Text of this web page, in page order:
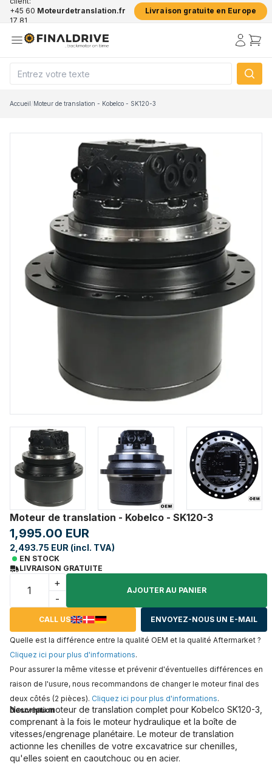
+45 60
17 81
Moteurdetranslation.fr Livraison gratuite en Europe
Accueil/Moteur de translation - Kobelco - SK120-3
Moteur de translation - Kobelco - SK120-3
1,995.00 EUR
2,493.75 EUR (incl. TVA)
EN STOCK
LIVRAISON GRATUITE
+
-
AJOUTER AU PANIER
CALL US ENVOYEZ-NOUS UN E-MAIL
Quelle est la différence entre la qualité OEM et la qualité Aftermarket ?
Cliquez ici pour plus d'informations.
Pour assurer la même vitesse et prévenir d'éventuelles différences en
raison de l'usure, nous recommandons de changer le moteur final des
deux côtés (2 pièces). Cliquez ici pour plus d'informations.
Description
Nouveau moteur de translation complet pour Kobelco SK120-3,
comprenant à la fois le moteur hydraulique et la boîte de
vitesses/engrenage planétaire. Le moteur de translation
actionne les chenilles de votre excavatrice sur chenilles,
qu'elles soient en caoutchouc ou en acier.